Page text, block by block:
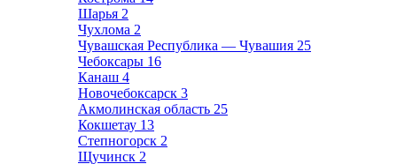
Шарья 2
Чухлома 2
Чувашская Республика — Чувашия 25
Чебоксары 16
Канаш 4
Новочебоксарск 3
Акмолинская область 25
Кокшетау 13
Степногорск 2
Щучинск 2